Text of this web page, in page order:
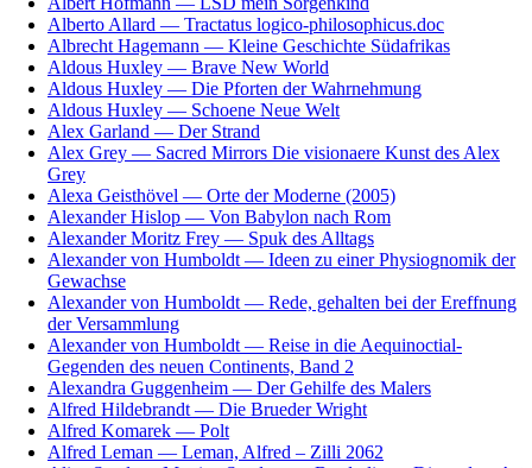
Alberto Allard — Tractatus logico-philosophicus.doc
Albrecht Hagemann — Kleine Geschichte Südafrikas
Aldous Huxley — Brave New World
Aldous Huxley — Die Pforten der Wahrnehmung
Aldous Huxley — Schoene Neue Welt
Alex Garland — Der Strand
Alex Grey — Sacred Mirrors Die visionaere Kunst des Alex
Grey
Alexa Geisthövel — Orte der Moderne (2005)
Alexander Hislop — Von Babylon nach Rom
Alexander Moritz Frey — Spuk des Alltags
Alexander von Humboldt — Ideen zu einer Physiognomik der
Gewachse
Alexander von Humboldt — Rede, gehalten bei der Ereffnung
der Versammlung
Alexander von Humboldt — Reise in die Aequinoctial-
Gegenden des neuen Continents, Band 2
Alexandra Guggenheim — Der Gehilfe des Malers
Alfred Hildebrandt — Die Brueder Wright
Alfred Komarek — Polt
Alfred Leman — Leman, Alfred – Zilli 2062